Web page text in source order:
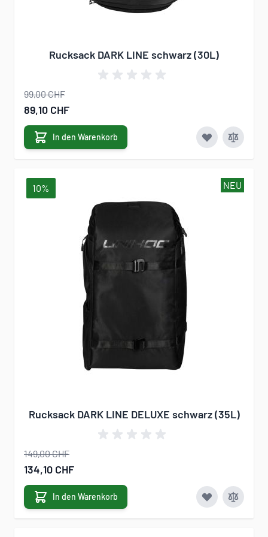
Rucksack DARK LINE schwarz (30L)
99,00 CHF
Sonderangebot
89,10 CHF
In den Warenkorb
NEU
10%
Rucksack DARK LINE DELUXE schwarz (35L)
149,00 CHF
Sonderangebot
134,10 CHF
In den Warenkorb